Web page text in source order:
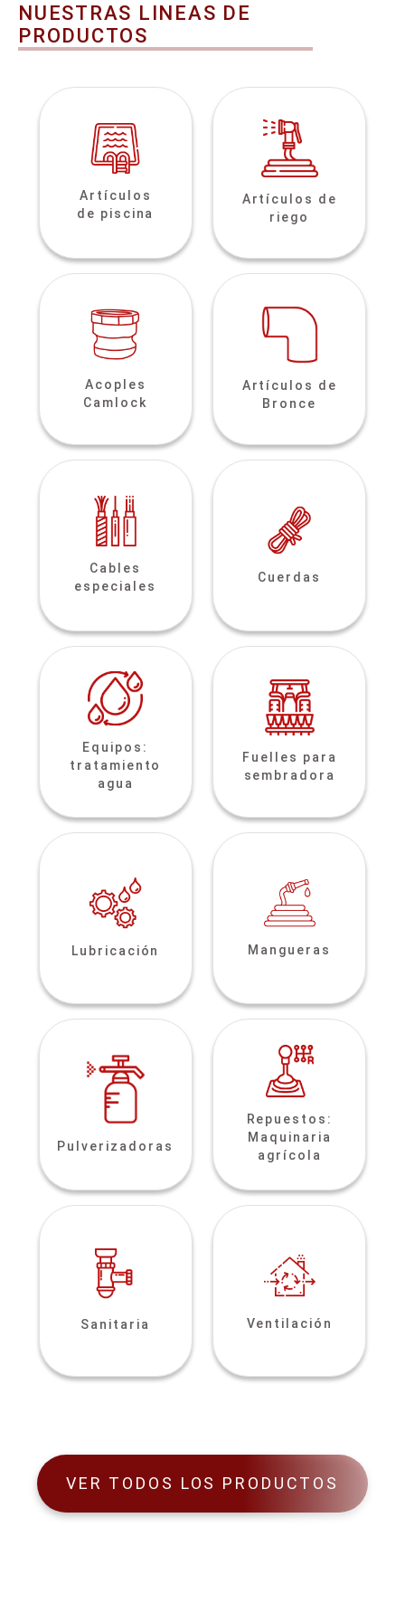
NUESTRAS LINEAS DE
PRODUCTOS
Artículos
de piscina
Artículos de
riego
Acoples
Camlock
Artículos de
Bronce
Cables
especiales
Cuerdas
Equipos:
tratamiento
agua
Fuelles para
sembradora
Lubricación Mangueras
Pulverizadoras
Repuestos:
Maquinaria
agrícola
Sanitaria Ventilación
VER TODOS LOS PRODUCTOS